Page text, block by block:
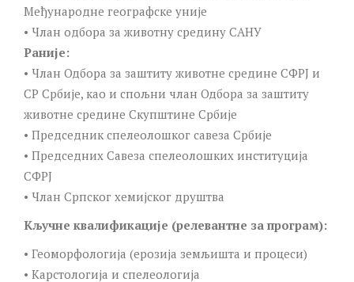
Међународне географске уније
• Члан одбора за животну средину САНУ
Раније:
• Члан Одбора за заштиту животне средине СФРЈ и
СР Србије, као и спољни члан Одбора за заштиту
животне средине Скупштине Србије
• Председник спелеолошког савеза Србије
• Председних Савеза спелеолошких институција
СФРЈ
• Члан Српског хемијског друштва
Кључне квалификације (релевантне за програм):
• Геоморфологија (ерозија земљишта и процеси)
• Карстологија и спелеологија